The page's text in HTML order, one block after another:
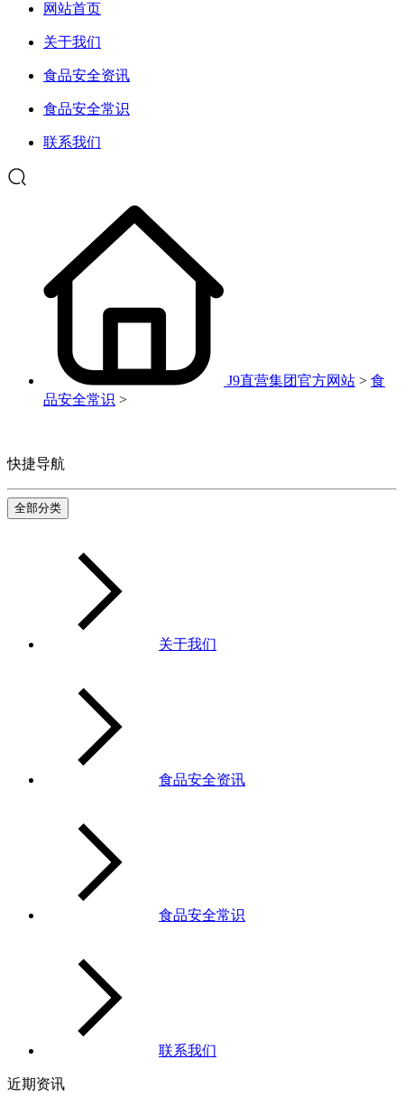
网站首页
关于我们
食品安全资讯
食品安全常识
联系我们
J9直营集团官方网站 > 食
品安全常识 >
快捷导航
全部分类
关于我们
食品安全资讯
食品安全常识
联系我们
近期资讯